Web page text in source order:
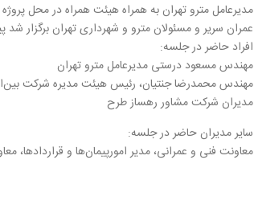
مدیرعامل مترو تهران به همراه هیئت همراه در محل
عمران سریر و مسئولان مترو و شهرداری تهران برگزار
افراد حاضر در جلسه:
مهندس مسعود درستی مدیرعامل مترو تهران
مهندس محمدرضا جنتیان، رئیس هیئت مدیره شرکت
مدیران شرکت مشاور رهساز طرح
سایر مدیران حاضر در جلسه:
معاونت فنی و عمرانی، مدیر امورپیمان‌ها و قراردادها،